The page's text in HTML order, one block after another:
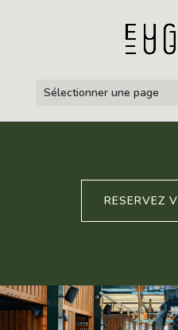
Sélectionner une page
RESERVEZ